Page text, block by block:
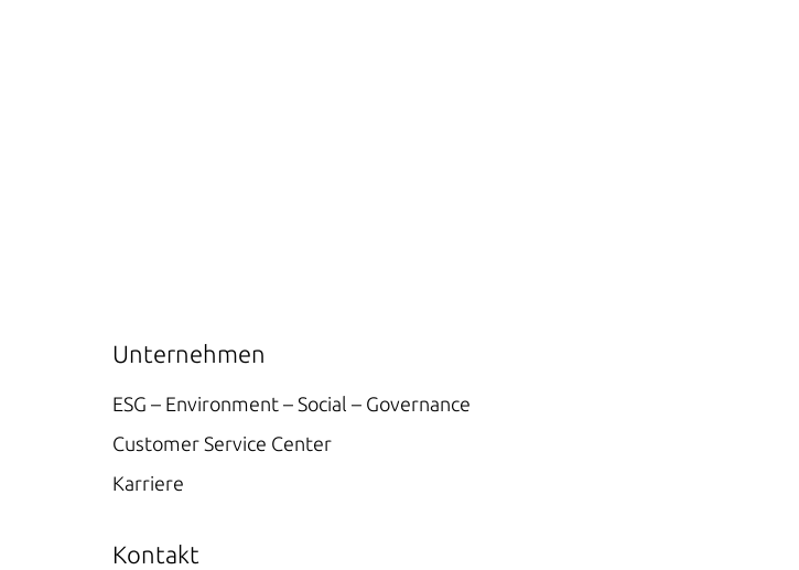
Unternehmen
ESG – Environment – Social – Governance
Customer Service Center
Karriere
Kontakt